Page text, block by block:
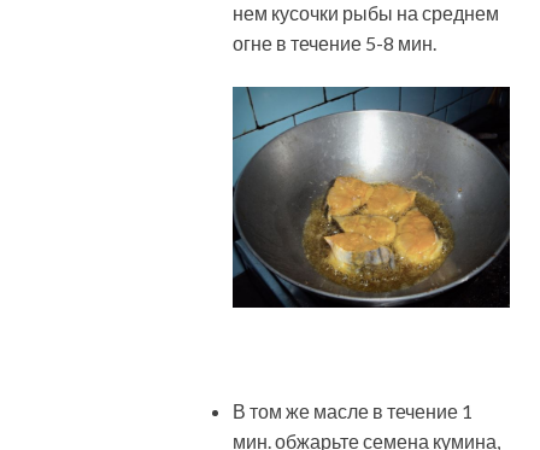
нем кусочки рыбы на среднем
огне в течение 5-8 мин.
В том же масле в течение 1
мин. обжарьте семена кумина,